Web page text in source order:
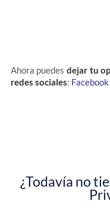
Ahora puedes dejar tu
redes sociales: Facebook
¿Todavía no